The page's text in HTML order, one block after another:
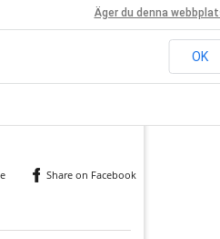
Äger du denna
OK
Share on Facebook